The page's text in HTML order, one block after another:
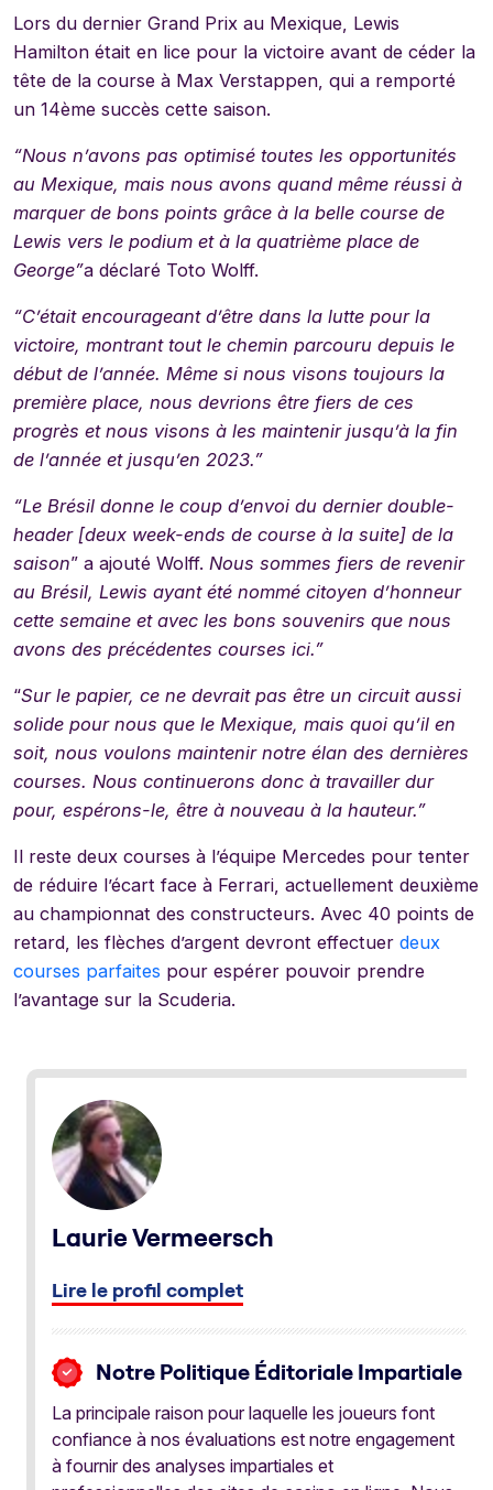
Lors du dernier Grand Prix au Mexique, Lewis
Hamilton était en lice pour la victoire avant de céder la
tête de la course à Max Verstappen, qui a remporté
un 14ème succès cette saison.
“Nous n’avons pas optimisé toutes les opportunités
au Mexique, mais nous avons quand même réussi à
marquer de bons points grâce à la belle course de
Lewis vers le podium et à la quatrième place de
George”a déclaré Toto Wolff.
“C’était encourageant d’être dans la lutte pour la
victoire, montrant tout le chemin parcouru depuis le
début de l’année. Même si nous visons toujours la
première place, nous devrions être fiers de ces
progrès et nous visons à les maintenir jusqu’à la fin
de l’année et jusqu’en 2023.”
“Le Brésil donne le coup d’envoi du dernier double-
header [deux week-ends de course à la suite] de la
saison” a ajouté Wolff. Nous sommes fiers de revenir
au Brésil, Lewis ayant été nommé citoyen d’honneur
cette semaine et avec les bons souvenirs que nous
avons des précédentes courses ici.”
“Sur le papier, ce ne devrait pas être un circuit aussi
solide pour nous que le Mexique, mais quoi qu’il en
soit, nous voulons maintenir notre élan des dernières
courses. Nous continuerons donc à travailler dur
pour, espérons-le, être à nouveau à la hauteur.”
Il reste deux courses à l’équipe Mercedes pour tenter
de réduire l’écart face à Ferrari, actuellement deuxième
au championnat des constructeurs. Avec 40 points de
retard, les flèches d’argent devront effectuer deux
courses parfaites pour espérer pouvoir prendre
l’avantage sur la Scuderia.
Laurie Vermeersch
Lire le profil complet
Notre Politique Éditoriale Impartiale
La principale raison pour laquelle les joueurs font
confiance à nos évaluations est notre engagement
à fournir des analyses impartiales et